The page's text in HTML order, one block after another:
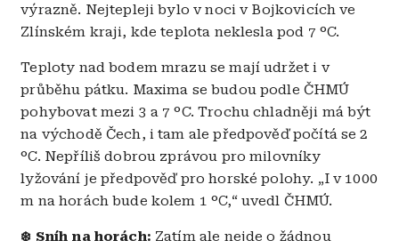
výrazně. Nejtepleji bylo v noci v Bojkovicích ve
Zlínském kraji, kde teplota neklesla pod 7 °C.
Teploty nad bodem mrazu se mají udržet i v
průběhu pátku. Maxima se budou podle ČHMÚ
pohybovat mezi 3 a 7 °C. Trochu chladněji má být
na východě Čech, i tam ale předpověď počítá se 2
°C. Nepříliš dobrou zprávou pro milovníky
lyžování je předpověď pro horské polohy. „I v 1000
m na horách bude kolem 1 °C,“ uvedl ČHMÚ.
❄️ Sníh na horách: Zatím ale nejde o žádnou